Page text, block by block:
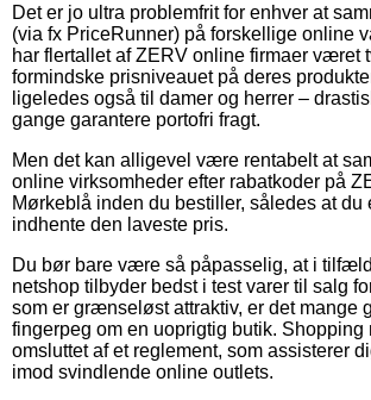
Det er jo ultra problemfrit for enhver at
(via fx PriceRunner) på forskellige online
har flertallet af ZERV online firmaer været
formindske prisniveauet på deres
ligeledes også til damer og herrer –
gange garantere portofri fragt.
Men det kan alligevel være rentabelt at
online virksomheder efter rabatkoder på
Mørkeblå inden du bestiller, således at du
indhente den laveste pris.
Du bør bare være så påpasselig, at i
netshop tilbyder bedst i test varer til salg
som er grænseløst attraktiv, er det mange
fingerpeg om en uoprigtig butik. Shopping
omsluttet af et reglement, som assisterer
imod svindlende online outlets.